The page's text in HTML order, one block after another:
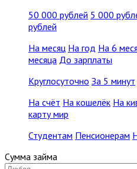
50 000 рублей 5 000
рублей
На месяц На год На 6
месяца До зарплаты
Круглосуточно За 5 минут
На счёт На кошелёк На
карту мир
Студентам Пенсионерам
Сумма займа